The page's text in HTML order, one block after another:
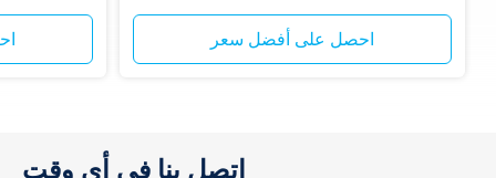
احصل على أفضل سعر
اتصل بنا في أي وقت